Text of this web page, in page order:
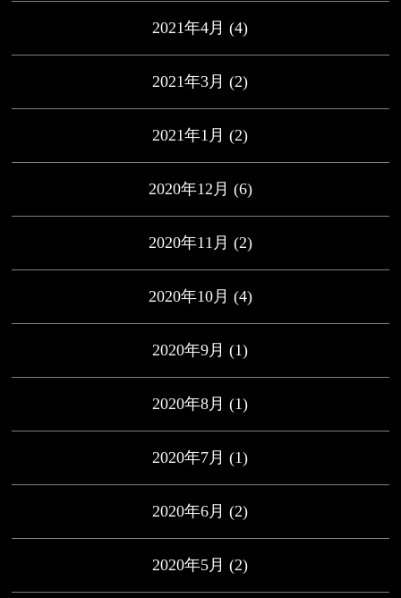
2021年4月 (4)
2021年3月 (2)
2021年1月 (2)
2020年12月 (6)
2020年11月 (2)
2020年10月 (4)
2020年9月 (1)
2020年8月 (1)
2020年7月 (1)
2020年6月 (2)
2020年5月 (2)